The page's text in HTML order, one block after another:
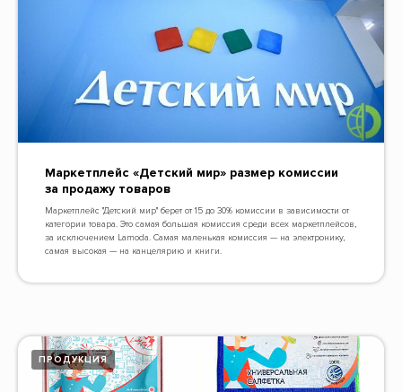
Маркетплейс «Детский мир» размер комиссии
за продажу товаров
Маркетплейс "Детский мир" берет от 15 до 30% комиссии в зависимости от
категории товара. Это самая большая комиссия среди всех маркетплейсов,
за исключением Lamoda. Самая маленькая комиссия — на электронику,
самая высокая — на канцелярию и книги.
ПРОДУКЦИЯ